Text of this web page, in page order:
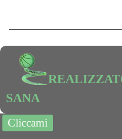
SANA
Cliccami